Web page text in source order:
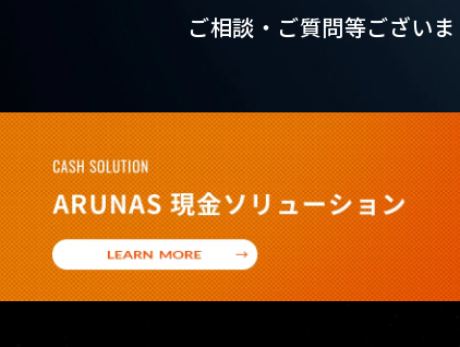
ご相談・ご質問等ございま